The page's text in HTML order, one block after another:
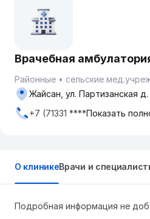
Врачебная
Районные
сельские
Жайсан, ул. Партизанская д.
+7 (71331 ****Показать
О клиникеВрачи и
Подробная информация не